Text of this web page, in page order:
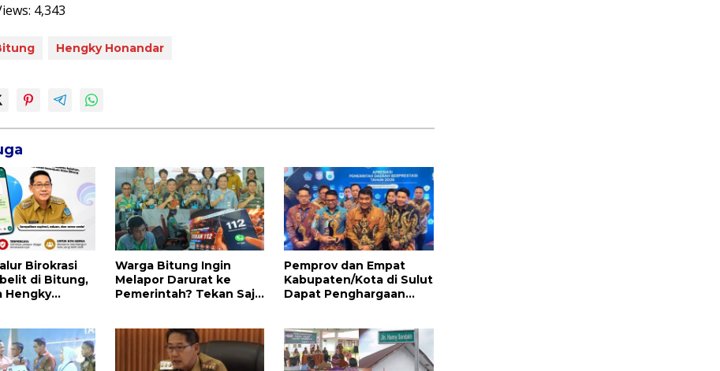
4,343
Hengky Honandar
Birokrasi
di Bitung,
Hengky
Warga Bitung Ingin
Melapor Darurat ke
Pemerintah? Tekan Saja
Pemprov dan Empat
Kabupaten/Kota di Sulut
Dapat Penghargaan